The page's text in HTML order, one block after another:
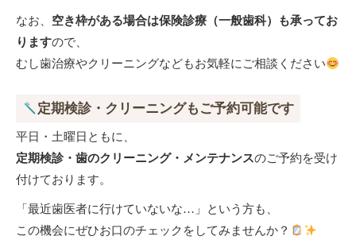
なお、 空き枠がある場合は保険診療（一般歯科）も承ってお
りますので、
むし歯治療やクリーニングなどもお気軽にご相談ください
定期検診・クリーニングもご予約可能です
平日・土曜日ともに、
定期検診・歯のクリーニング・メンテナンスのご予約を受け
付けております。
「最近歯医者に行けていないな…」という方も、
この機会にぜひお口のチェックをしてみませんか？